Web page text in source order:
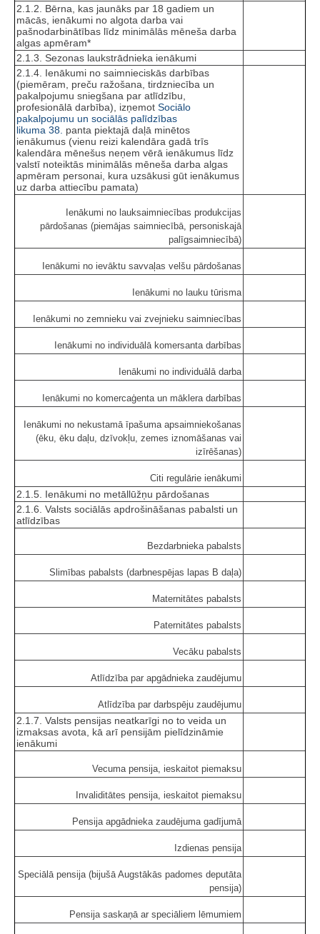
2.1.2. Bērna, kas jaunāks par 18 gadiem un
mācās, ienākumi no algota darba vai
pašnodarbinātības līdz minimālās mēneša darba
algas apmēram*
2.1.3. Sezonas laukstrādnieka ienākumi
2.1.4. Ienākumi no saimnieciskās darbības
(piemēram, preču ražošana, tirdzniecība un
pakalpojumu sniegšana par atlīdzību,
profesionālā darbība), izņemot Sociālo
pakalpojumu un sociālās palīdzības
likuma 38.
panta piektajā daļā minētos
ienākumus (vienu reizi kalendāra gadā trīs
kalendāra mēnešus neņem vērā ienākumus līdz
valstī noteiktās minimālās mēneša darba algas
apmēram personai, kura uzsākusi gūt ienākumus
uz darba attiecību pamata)
Ienākumi no lauksaimniecības produkcijas
pārdošanas (piemājas saimniecībā, personiskajā
palīgsaimniecībā)
Ienākumi no ievāktu savvaļas velšu pārdošanas
Ienākumi no lauku tūrisma
Ienākumi no zemnieku vai zvejnieku saimniecības
Ienākumi no individuālā komersanta darbības
Ienākumi no individuālā darba
Ienākumi no komercaģenta un māklera darbības
Ienākumi no nekustamā īpašuma apsaimniekošanas
(ēku, ēku daļu, dzīvokļu, zemes iznomāšanas vai
izīrēšanas)
Citi regulārie ienākumi
2.1.5. Ienākumi no metāllūžņu pārdošanas
2.1.6. Valsts sociālās apdrošināšanas pabalsti un
atlīdzības
Bezdarbnieka pabalsts
Slimības pabalsts (darbnespējas lapas B daļa)
Maternitātes pabalsts
Paternitātes pabalsts
Vecāku pabalsts
Atlīdzība par apgādnieka zaudējumu
Atlīdzība par darbspēju zaudējumu
2.1.7. Valsts pensijas neatkarīgi no to veida un
izmaksas avota, kā arī pensijām pielīdzināmie
ienākumi
Vecuma pensija, ieskaitot piemaksu
Invaliditātes pensija, ieskaitot piemaksu
Pensija apgādnieka zaudējuma gadījumā
Izdienas pensija
Speciālā pensija (bijušā Augstākās padomes deputāta
pensija)
Pensija saskaņā ar speciāliem lēmumiem